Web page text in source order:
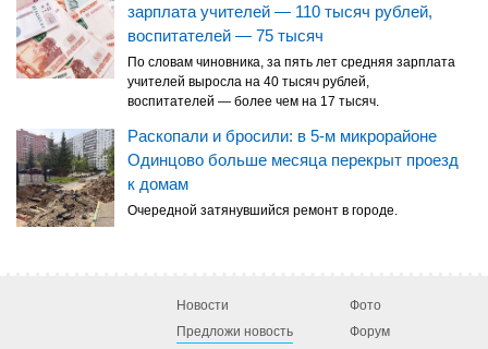
зарплата учителей — 110 тысяч рублей,
воспитателей — 75 тысяч
По словам чиновника, за пять лет средняя зарплата
учителей выросла на 40 тысяч рублей,
воспитателей — более чем на 17 тысяч.
Раскопали и бросили: в 5-м микрорайоне
Одинцово больше месяца перекрыт проезд
к домам
Очередной затянувшийся ремонт в городе.
Новости
Предложи новость
Фото
Форум